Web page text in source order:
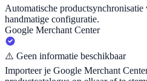
Automatische
handmatige configuratie.
Google Merchant Center
⚠️ Geen informatie beschikbaar
Importeer je Google Merchant